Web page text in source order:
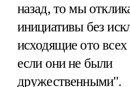
назад, то мы
инициативы без
исходящие ото
если они не были
дружественными".